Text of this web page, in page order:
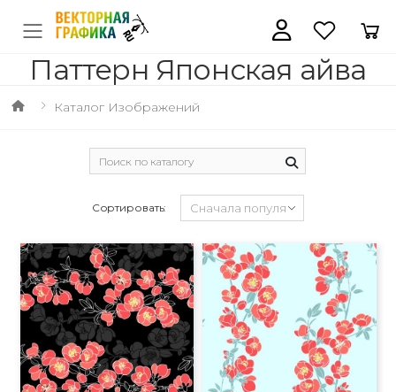
Паттерн Японская айва
Каталог Изображений
Сортировать: